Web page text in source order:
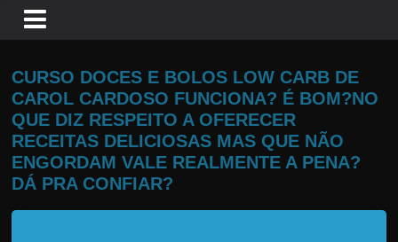
NOTA
DEZ
C
a
n
s
a
CURSO DOCES E BOLOS LOW CARB DE
CAROL CARDOSO FUNCIONA? É BOM?NO
QUE DIZ RESPEITO A OFERECER
RECEITAS DELICIOSAS MAS QUE NÃO
ENGORDAM VALE REALMENTE A PENA?
DÁ PRA CONFIAR?